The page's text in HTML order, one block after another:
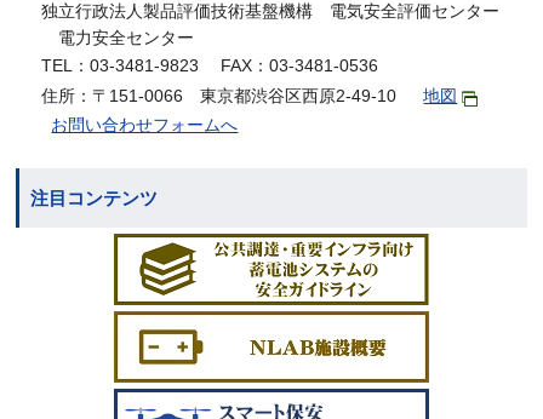
独立行政法人製品評価技術基盤機構 電気安全評価センター
電力安全センター
TEL：03-3481-9823 FAX：03-3481-0536
住所：〒151-0066 東京都渋谷区西原2-49-10
地図
お問い合わせフォームへ
注目コンテンツ